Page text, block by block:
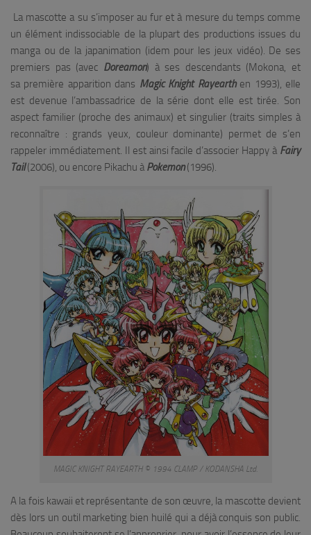
La mascotte a su s’imposer au fur et à mesure du temps comme
un élément indissociable de la plupart des productions issues du
manga ou de la japanimation (idem pour les jeux vidéo). De ses
premiers pas (avec Doreamon) à ses descendants (Mokona, et
sa première apparition dans Magic Knight Rayearthen 1993), elle
est devenue l’ambassadrice de la série dont elle est tirée. Son
aspect familier (proche des animaux) et singulier (traits simples à
reconnaître : grands yeux, couleur dominante) permet de s’en
rappeler immédiatement. Il est ainsi facile d’associer Happy à Fairy
Tail(2006), ou encore Pikachu à Pokemon(1996).
MAGIC KNIGHT RAYEARTH © 1994 CLAMP / KODANSHA Ltd.
A la fois kawaii et représentante de son œuvre, la mascotte devient
dès lors un outil marketing bien huilé qui a déjà conquis son public.